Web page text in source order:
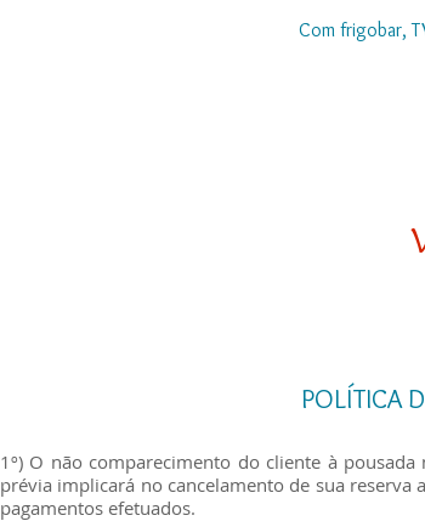
Com frigobar,
POLÍTICA
1º) O não comparecimento do cliente à
prévia implicará no cancelamento de sua
pagamentos efetuados.